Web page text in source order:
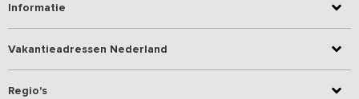
Informatie
Vakantieadressen Nederland
Regio's